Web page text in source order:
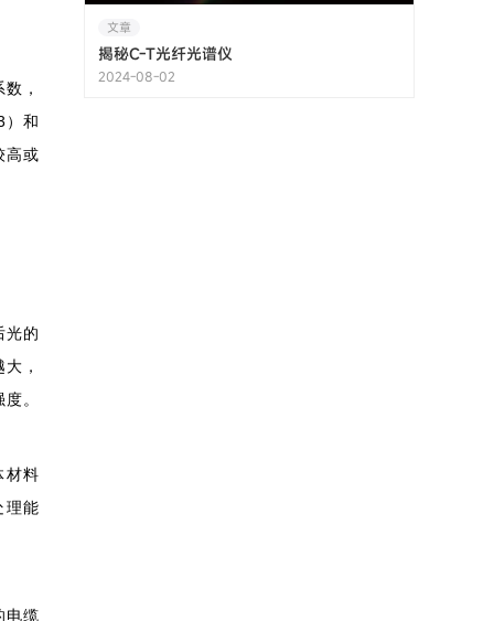
，
）和
高或
光的
，
。
材料
理能
电缆
文章
揭秘C-T光纤光谱仪
2024-08-02